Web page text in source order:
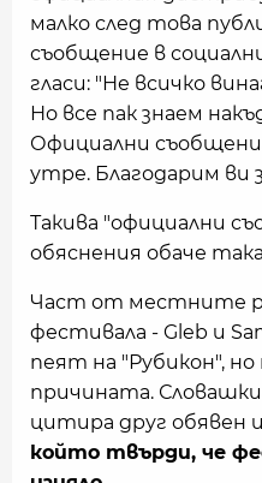
малко след това
съобщение в
гласи: "Не всичко
Но все пак знаем
Официални
утре. Благодарим ви
Такива "официални
обяснения обаче
Част от местните
фестивала - Gleb и
пеят на "Рубикон",
причината.
цитира друг обявен
който твърди, че